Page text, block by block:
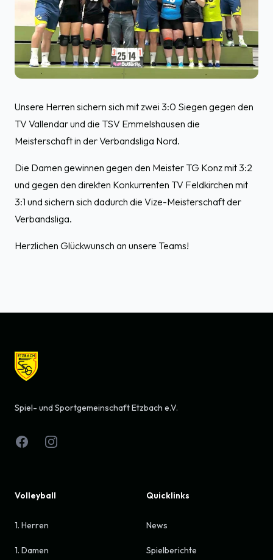
Unsere Herren sichern sich mit zwei 3:0 Siegen gegen den
TV Vallendar und die TSV Emmelshausen die
Meisterschaft in der Verbandsliga Nord.
Die Damen gewinnen gegen den Meister TG Konz mit 3:2
und gegen den direkten Konkurrenten TV Feldkirchen mit
3:1 und sichern sich dadurch die Vize-Meisterschaft der
Verbandsliga.
Herzlichen Glückwunsch an unsere Teams!
Spiel- und Sportgemeinschaft Etzbach e.V.
FacebookInstagram
Volleyball
1. Herren
1. Damen
Quicklinks
News
Spielberichte